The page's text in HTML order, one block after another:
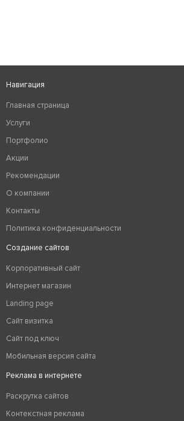
Навигация
Главная страница
Услуги
Портфолио
Акции
Рекомендации
О компании
Контакты
Политика конфиденциальности
Создание сайтов
Корпоративный сайт
Интернет магазин
Landing page
Сайт визитка
Сайт под ключ
Мобильная версия сайта
Реклама в интернете
Раскрутка сайтов
Контекстная реклама